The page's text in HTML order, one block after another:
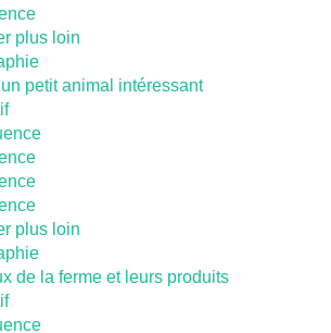
plus loin
un petit animal intéressant
plus loin
de la ferme et leurs produits